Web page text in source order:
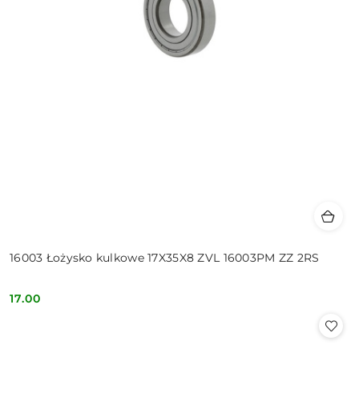
16003 Łożysko kulkowe 17X35X8 ZVL 16003PM ZZ 2RS
Cena:
17.00